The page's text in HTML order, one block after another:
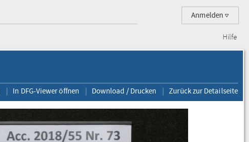
Anmelden
Hilfe
In DFG-Viewer öffnen Download / Drucken Zurück zur Detailseite